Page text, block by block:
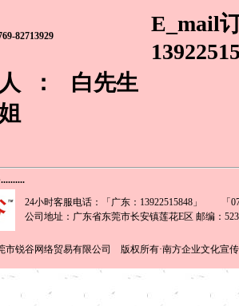
82713929
E_mail
：
白先生
24小时客服电话：「广东：13922515848」 「
公司地址：广东省东莞市长安镇莲花E区 邮编：
市锐谷网络贸易有限公司 版权所有·南方企业文化宣